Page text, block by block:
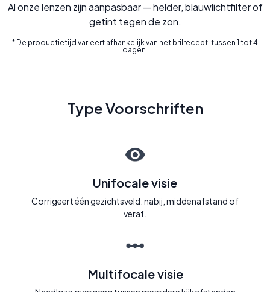
Al onze lenzen zijn aanpasbaar — helder, blauwlichtfilter of
getint tegen de zon.
* De productietijd varieert afhankelijk van het brilrecept, tussen 1 tot 4
dagen.
Type Voorschriften
Unifocale visie
Corrigeert één gezichtsveld: nabij, middenafstand of
veraf.
Multifocale visie